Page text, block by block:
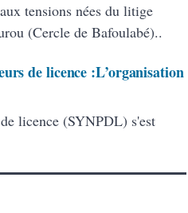
tensions nées du litige
(Cercle de Bafoulabé)..
de licence :L’organisation
licence (SYNPDL) s'est